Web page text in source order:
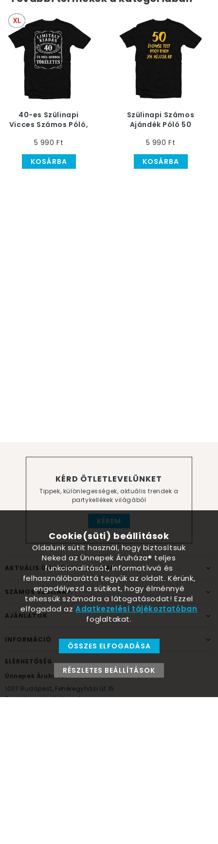
40-es Szülinapi
Vicces Számos Póló,
5 990 Ft
KOSÁRBA
Szülinapi Számos
Ajándék Póló 50
Ilyen Jól Nézzek Ki!
5 990 Ft
KOSÁRBA
KÉRD ÖTLETLEVELÜNKET
Tippek, különlegességek, aktuális trendek a
partykellékek világából
KÉREM
AKTUÁLIS ÜNNEPEK, ALKALMAK
SZÁMOS SZÜLINAP
AJÁNLATOK
INFORMÁCIÓ
ELÉRHETŐSÉG
Ünnepek Áruháza
1037 Budapest, Fehéregyházi út 15.
Személyes átvételi pont
Cookie(süti) beállítások
Oldalunk sütit használ, hogy biztosítsuk
Neked az Ünnepek Áruháza® teljes
funkcionalitását, informatívvá és
felhasználóbaráttá tegyük az oldalt. Kérünk,
engedélyezd a sütiket, hogy élménnyé
tehessük számodra a látogatásodat! Ezzel
elfogadod azAdatkezelési tájékoztatóban
foglaltakat.
ÖSSZES ELFOGADÁSA
RÉSZLETES BEÁLLÍTÁSOK